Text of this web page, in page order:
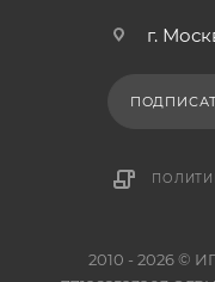
г.
2010 - 2026 ©